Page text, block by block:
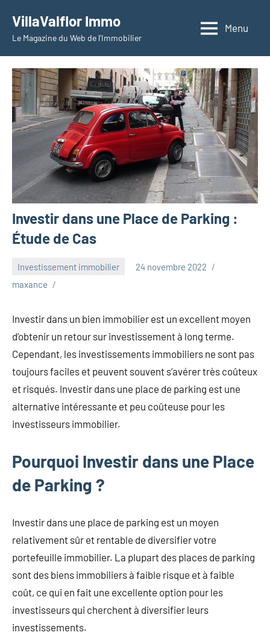
contenu
VillaValflor Immo
Le Magazine du Web de l'Immobilier
Menu
Investir dans une Place de Parking :
Étude de Cas
Investissement immobilier
24 novembre 2022
maxance
Investir dans un bien immobilier est un excellent moyen
d’obtenir un retour sur investissement à long terme.
Cependant, les investissements immobiliers ne sont pas
toujours faciles et peuvent souvent s’avérer très coûteux
et risqués. Investir dans une place de parking est une
alternative intéressante et peu coûteuse pour les
investisseurs immobilier.
Pourquoi Investir dans une Place
de Parking ?
Investir dans une place de parking est un moyen
relativement sûr et rentable de diversifier votre
portefeuille immobilier. La plupart des places de parking
sont des biens immobiliers à faible risque et à faible
coût, ce qui en fait une excellente option pour les
investisseurs qui cherchent à diversifier leurs
investissements.